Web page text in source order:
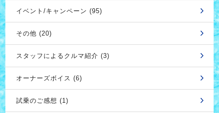
イベント/キャンペーン (95)
その他 (20)
スタッフによるクルマ紹介 (3)
オーナーズボイス (6)
試乗のご感想 (1)